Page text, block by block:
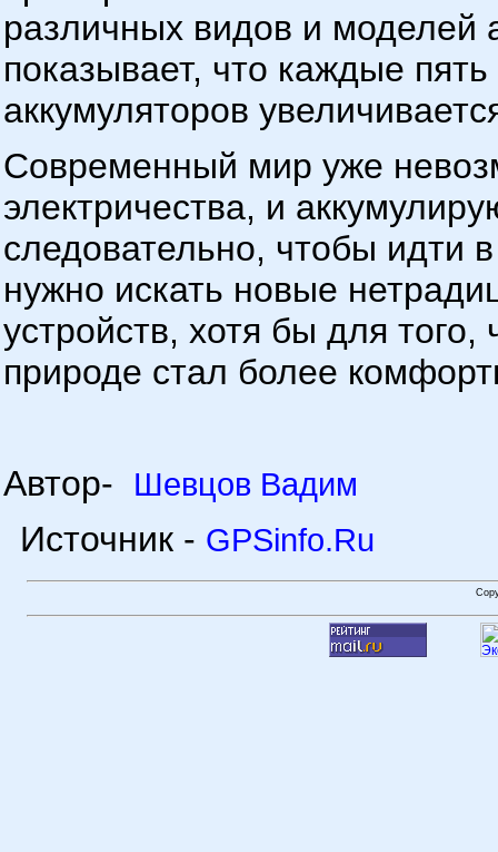
различных видов и моделей
показывает, что каждые
аккумуляторов
Современный мир уже
электричества, и
следовательно, чтобы идти
нужно искать новые
устройств, хотя бы для
природе стал более
Автор- Шевцов Вадим
Источник - GPSinfo.Ru